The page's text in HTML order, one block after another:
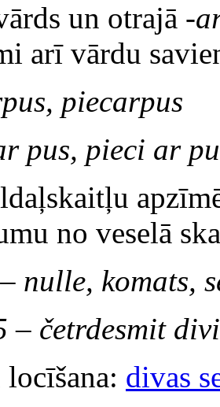
un otrajā -
arī vārdu
piecarpus
pus, pieci ar
no veselā
nulle, komats,
– četrdesmit
divas